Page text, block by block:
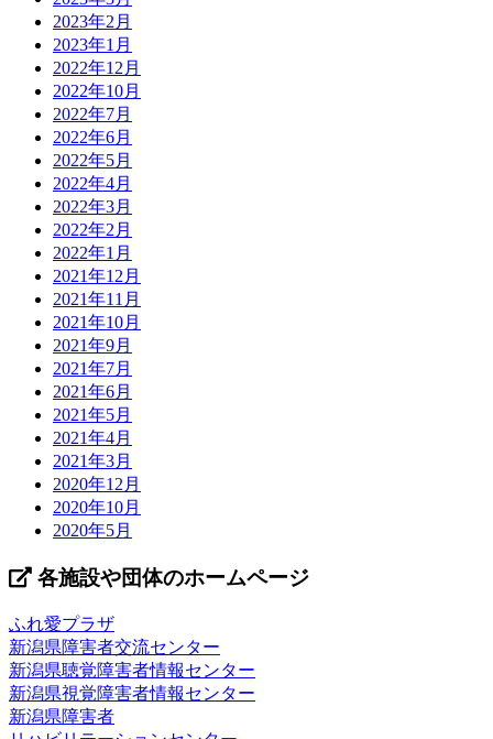
2023年2月
2023年1月
2022年12月
2022年10月
2022年7月
2022年6月
2022年5月
2022年4月
2022年3月
2022年2月
2022年1月
2021年12月
2021年11月
2021年10月
2021年9月
2021年7月
2021年6月
2021年5月
2021年4月
2021年3月
2020年12月
2020年10月
2020年5月
各施設や団体のホームページ
ふれ愛プラザ
新潟県障害者交流センター
新潟県聴覚障害者情報センター
新潟県視覚障害者情報センター
新潟県障害者